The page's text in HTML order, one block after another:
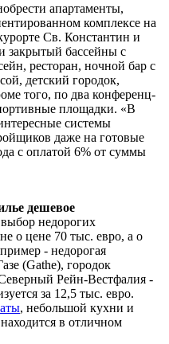
апартаменты,
комплексе на
Св. Константин и
закрытый бассейны с
ресторан, ночной бар с
детский городок,
того, по два конференц-
площадки. «В
системы
даже на готовые
с оплатой 6% от суммы
дешевое
недорогих
о цене 70 тыс. евро, а о
- недорогая
(Gathe), городок
Рейн-Вестфалия -
за 12,5 тыс. евро.
, небольшой кухни и
в отличном